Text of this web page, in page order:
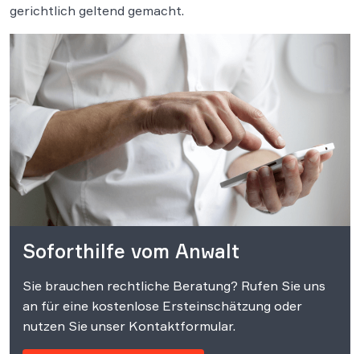
gerichtlich geltend gemacht.
Soforthilfe vom Anwalt
Sie brauchen rechtliche Beratung? Rufen Sie uns
an für eine kostenlose Ersteinschätzung oder
nutzen Sie unser Kontaktformular.